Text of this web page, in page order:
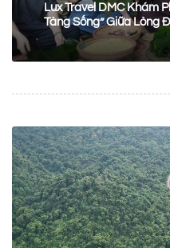
Lux Travel DMC Khám
Tàng Sống” Giữa Lòng